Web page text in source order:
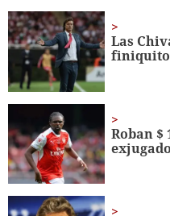
18
seconds
Las
finiquito
Roban